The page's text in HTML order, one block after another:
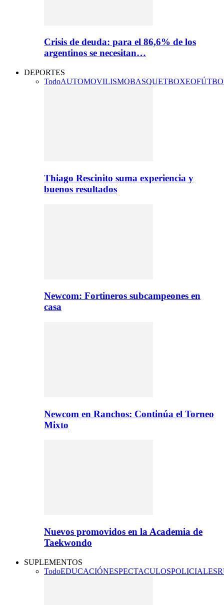
Crisis de deuda: para el 86,6% de los
argentinos se necesitan…
DEPORTES
TodoAUTOMOVILISMOBASQUETBOXEO
Thiago Rescinito suma experiencia y
buenos resultados
Newcom: Fortineros subcampeones en
casa
Newcom en Ranchos: Continúa el Torneo
Mixto
Nuevos promovidos en la Academia de
Taekwondo
SUPLEMENTOS
TodoEDUCACIÓNESPECTACULOSPOLICIALES